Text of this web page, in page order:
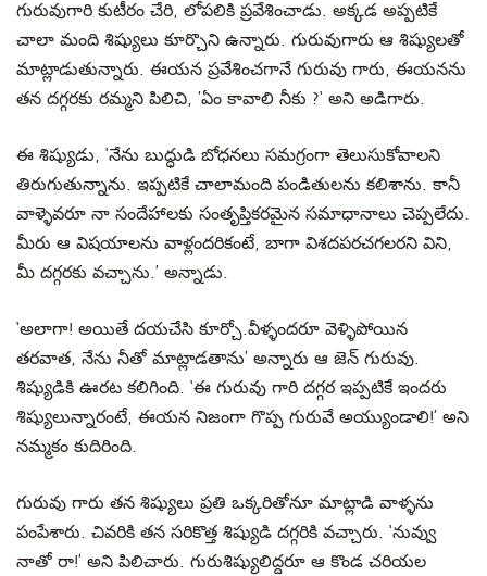
గురువుగారి కుటీరం చేరి, లోపలికి ప్రవేశించాడు. అక్కడ అప్పటికే
చాలా మంది శిష్యులు కూర్చొని ఉన్నారు. గురువుగారు ఆ శిష్యులతో
మాట్లాడుతున్నారు. ఈయన ప్రవేశించగానే గురువు గారు, ఈయనను
తన దగ్గరకు రమ్మని పిలిచి, ’ఏం కావాలి నీకు ?‘ అని అడిగారు.
ఈ శిష్యుడు, ‘నేను బుద్ధుడి బోధనలు సమగ్రంగా తెలుసుకోవాలని
తిరుగుతున్నాను. ఇప్పటికే చాలామంది పండితులను కలిశాను. కానీ
వాళ్ళెవరూ నా సందేహాలకు సంతృప్తికరమైన సమాధానాలు చెప్పలేదు.
మీరు ఆ విషయాలను వాళ్లందరికంటే, బాగా విశదపరచగలరని విని,
మీ దగ్గరకు వచ్చాను.’ అన్నాడు.
‘అలాగా! అయితే దయచేసి కూర్చో.వీళ్ళందరూ వెళ్ళిపోయిన
తరవాత, నేను నీతో మాట్లాడతాను’ అన్నారు ఆ జెన్ గురువు.
శిష్యుడికి ఊరట కలిగింది. ‘ఈ గురువు గారి దగ్గర ఇప్పటికే ఇందరు
శిష్యులున్నారంటే, ఈయన నిజంగా గొప్ప గురువే అయ్యుండాలి!’ అని
నమ్మకం కుదిరింది.
గురువు గారు తన శిష్యులు ప్రతి ఒక్కరితోనూ మాట్లాడి వాళ్ళను
పంపేశారు. చివరికి తన సరికొత్త శిష్యుడి దగ్గరికి వచ్చారు. ‘నువ్వు
నాతో రా!’ అని పిలిచారు. గురుశిష్యులిద్దరూ ఆ కొండ చరియల